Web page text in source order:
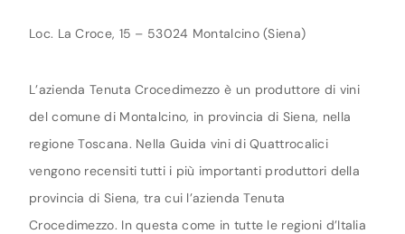
Loc. La Croce, 15 – 53024 Montalcino (Siena)
L’azienda Tenuta Crocedimezzo è un produttore di vini
del comune di Montalcino, in provincia di Siena, nella
regione Toscana. Nella Guida vini di Quattrocalici
vengono recensiti tutti i più importanti produttori della
provincia di Siena, tra cui l’azienda Tenuta
Crocedimezzo. In questa come in tutte le regioni d’Italia